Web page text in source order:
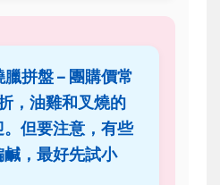
拼盤 – 團購價常
，油雞和叉燒的
但要注意，有些
鹹，最好先試小